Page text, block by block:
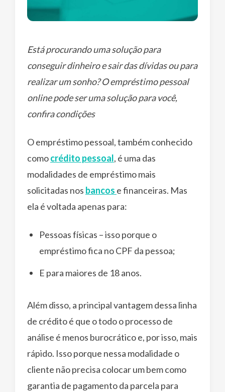
Está procurando uma solução para
conseguir dinheiro e sair das dívidas ou para
realizar um sonho? O empréstimo pessoal
online pode ser uma solução para você,
confira condições
O empréstimo pessoal, também conhecido
comocrédito pessoal, é uma das
modalidades de empréstimo mais
solicitadas nos bancos e financeiras. Mas
ela é voltada apenas para:
Pessoas físicas – isso porque o
empréstimo fica no CPF da pessoa;
E para maiores de 18 anos.
Além disso, a principal vantagem dessa linha
de crédito é que o todo o processo de
análise é menos burocrático e, por isso, mais
rápido. Isso porque nessa modalidade o
cliente não precisa colocar um bem como
garantia de pagamento da parcela para